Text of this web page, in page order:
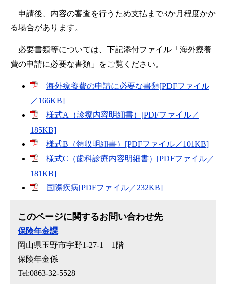
申請後、内容の審査を行うため支払まで3か月程度かか
る場合があります。
必要書類等については、下記添付ファイル「海外療養
費の申請に必要な書類」をご覧ください。
海外療養費の申請に必要な書類[PDFファイル
／166KB]
様式A（診療内容明細書）[PDFファイル／
185KB]
様式B（領収明細書）[PDFファイル／101KB]
様式C（歯科診療内容明細書）[PDFファイル／
181KB]
国際疾病[PDFファイル／232KB]
このページに関するお問い合わせ先
保険年金課
岡山県玉野市宇野1-27-1 1階
保険年金係
Tel:0863-32-5528